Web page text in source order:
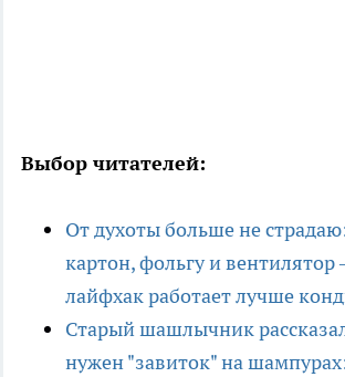
Выбор читателей:
От духоты больше не
картон, фольгу и
лайфхак работает лучше
Старый шашлычник
нужен "завиток" на